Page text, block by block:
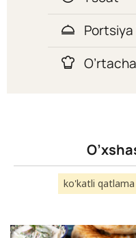
Portsiya
O’rtacha
ko'katli qatlama